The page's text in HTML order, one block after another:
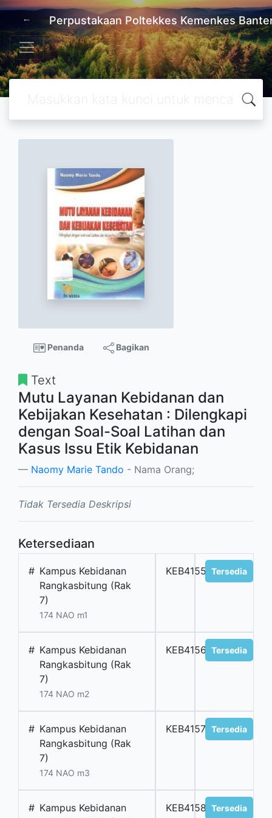
Perpustakaan Poltekkes Kemenkes
Penanda Bagikan
Text
Mutu Layanan Kebidanan dan
Kebijakan Kesehatan : Dilengkapi
dengan Soal-Soal Latihan dan
Kasus Issu Etik Kebidanan
Naomy Marie Tando - Nama Orang;
Tidak Tersedia Deskripsi
Ketersediaan
# Kampus Kebidanan
Rangkasbitung (Rak
7)
174 NAO m1
KEB4155 Tersedia
# Kampus Kebidanan
Rangkasbitung (Rak
7)
174 NAO m2
KEB4156 Tersedia
# Kampus Kebidanan
Rangkasbitung (Rak
7)
174 NAO m3
KEB4157 Tersedia
# Kampus Kebidanan
KEB4158 Tersedia